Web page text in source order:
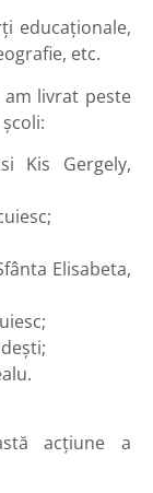
educaționale,
etc.
livrat peste
Kis Gergely,
Elisabeta,
acțiune a